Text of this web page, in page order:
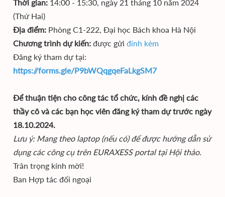
Thời gian: 14:00 - 15:30, ngày 21 tháng 10 năm 2024
(Thứ Hai)
Địa điểm: Phòng C1-222, Đại học Bách khoa Hà Nội
Chương trình dự kiến: được gửi đính kèm
Đăng ký tham dự tại:
https://forms.gle/P9bWQqgqeFaLkgSM7
Để thuận tiện cho công tác tổ chức, kính đề nghị các
thầy cô và các bạn học viên đăng ký tham dự trước ngày
18.10.2024.
Lưu ý: Mang theo laptop (nếu có) để được hướng dẫn sử
dụng các công cụ trên EURAXESS portal tại Hội thảo.
Trân trọng kính mời!
Ban Hợp tác đối ngoại